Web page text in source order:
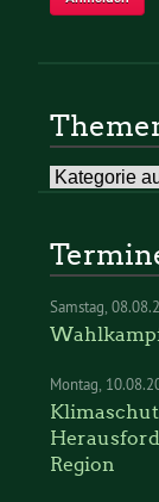
Themen
Samstag
Montag
Region